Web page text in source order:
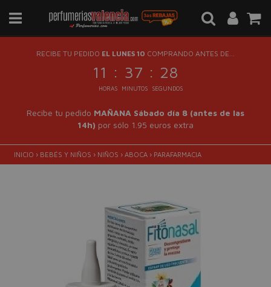
RECIBE TU PEDIDO EL LUNES 10 COMPRANDO ANTES DE...
11 : 37 : 27
HORAS MINUTOS SEGUNDOS
Recibe tu pedido MAÑANA Sábado día 8 (antes de las
14h) por sólo 1.95 euros extra
INICIO › BEBÉS Y NIÑOS › NIÑOS › ABOCA › PARAFARMACIA